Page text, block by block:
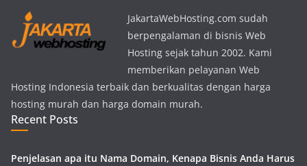
JakartaWebHosting.com sudah
berpengalaman di bisnis Web
Hosting sejak tahun 2002. Kami
memberikan pelayanan Web
Hosting Indonesia terbaik dan berkualitas dengan harga
hosting murah dan harga domain murah.
Recent Posts
Penjelasan apa itu Nama Domain, Kenapa Bisnis Anda Harus